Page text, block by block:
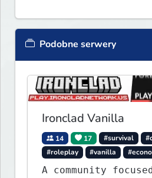
Podobne serwery
Ironclad Vanilla
14 17 #survival
#roleplay
#vanilla
A community